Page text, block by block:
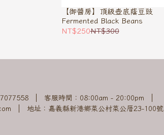
【御醬房】頂級壺底蔭豆豉
Fermented Black Beans
NT$250NT$300
客服時間：08:00am - 20:00pm
地址：嘉義縣新港鄉菜公村菜公厝23-100號